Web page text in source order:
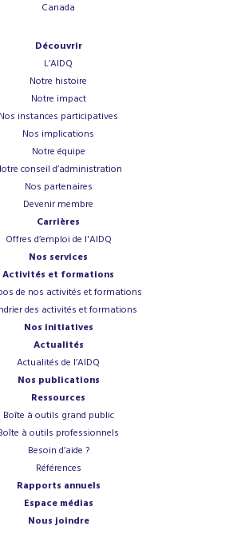
Canada
Découvrir
L’AIDQ
Notre histoire
Notre impact
Nos instances participatives
Nos implications
Notre équipe
conseil d’administration
Nos partenaires
Devenir membre
Carrières
Offres d’emploi de l'AIDQ
Nos services
Activités et formations
de nos activités et formations
des activités et formations
Nos initiatives
Actualités
Actualités de l’AIDQ
Nos publications
Ressources
Boîte à outils grand public
à outils professionnels
Besoin d’aide ?
Références
Rapports annuels
Espace médias
Nous joindre